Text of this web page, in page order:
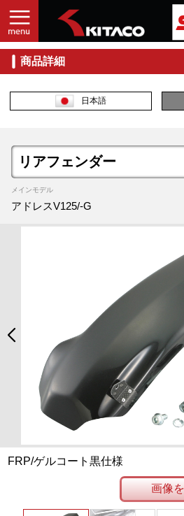
商品詳細
日本語
リアフェンダー
メインモデル
アドレスV125/-G
FRP/ゲルコート黒仕様
画像